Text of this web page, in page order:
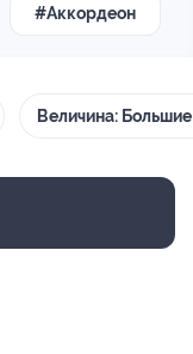
#Аккордеон
Величина: